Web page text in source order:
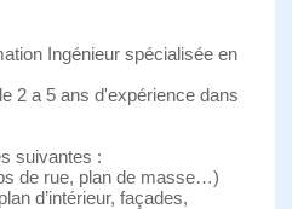
Ingénieur spécialisée en
2 a 5 ans d'expérience dans
suivantes :
de rue, plan de masse…)
d’intérieur, façades,